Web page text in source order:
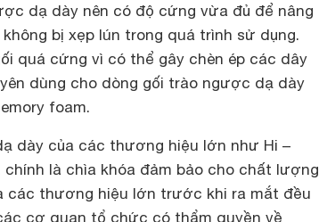
dạ dày nên có độ cứng vừa đủ để nâng
bị xẹp lún trong quá trình sử dụng.
quá cứng vì có thể gây chèn ép các dây
dùng cho dòng gối trào ngược dạ dày
foam.
dày của các thương hiệu lớn như Hi –
chính là chìa khóa đảm bảo cho chất lượng
các thương hiệu lớn trước khi ra mắt đều
cơ quan tổ chức có thẩm quyền về